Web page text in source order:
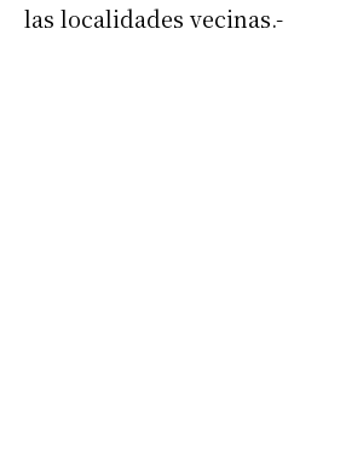
las localidades vecinas.-